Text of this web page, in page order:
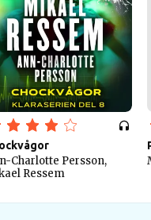
Charlotte Persson,
Ressem